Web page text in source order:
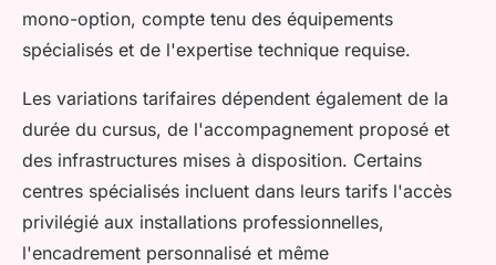
mono-option, compte tenu des équipements
spécialisés et de l'expertise technique requise.
Les variations tarifaires dépendent également de la
durée du cursus, de l'accompagnement proposé et
des infrastructures mises à disposition. Certains
centres spécialisés incluent dans leurs tarifs l'accès
privilégié aux installations professionnelles,
l'encadrement personnalisé et même